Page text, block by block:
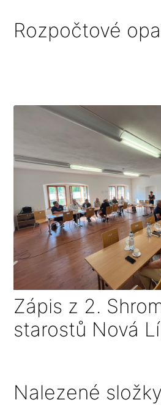
Rozpočtové
Zápis z 2.
starostů Nová
Nalezené složky